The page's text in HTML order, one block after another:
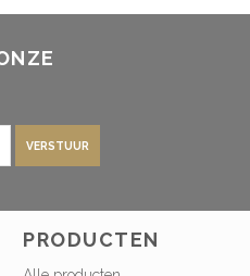
VERSTUUR
PRODUCTEN